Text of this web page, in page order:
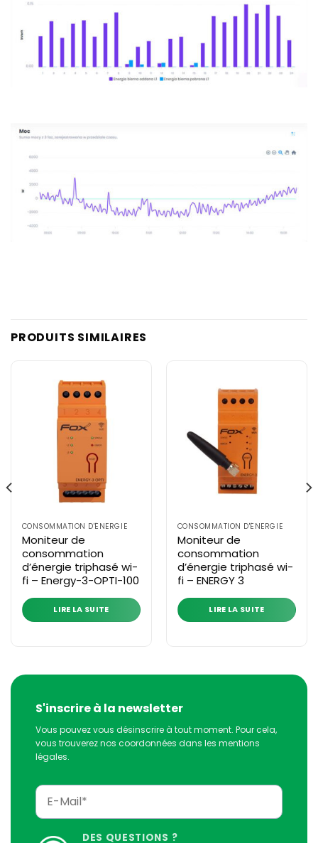
PRODUITS SIMILAIRES
CONSOMMATION D'ÉNERGIE
Moniteur de
consommation
d’énergie triphasé wi-
fi – Energy-3-OPTI-100
LIRE LA SUITE
CONSOMMATION D'ÉNERGIE
Moniteur de
consommation
d’énergie triphasé wi-
fi – ENERGY 3
LIRE LA SUITE
S'inscrire à la newsletter
Vous pouvez vous désinscrire à tout moment. Pour cela,
vous trouverez nos coordonnées dans les mentions
légales.
DES QUESTIONS ?